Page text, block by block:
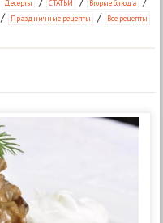
Десерты СТАТЬИ Вторые блюда
/ Праздничные рецепты / Все рецепты